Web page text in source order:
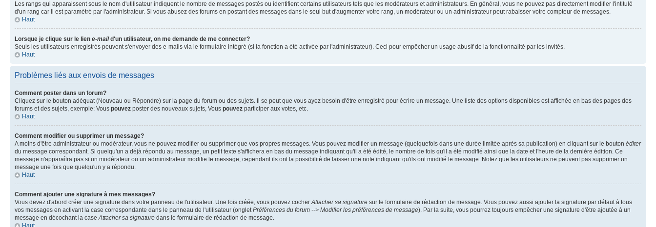
Les rangs qui apparaissent sous le nom d'utilisateur indiquent le nombre de messages postés ou identifient certains utilisateurs tels que les modérateurs et administrateurs. En général, vous ne pouvez pas directement modifier l'intitulé
d'un rang car il est paramétré par l'administrateur. Si vous abusez des forums en postant des messages dans le seul but d'augmenter votre rang, un modérateur ou un administrateur peut rabaisser votre compteur de messages.
Haut
Lorsque je clique sur le lien e-maild'un utilisateur, on me demande de me connecter?
Seuls les utilisateurs enregistrés peuvent s'envoyer des e-mails via le formulaire intégré (si la fonction a été activée par l'administrateur). Ceci pour empêcher un usage abusif de la fonctionnalité par les invités.
Haut
Problèmes liés aux envois de messages
Comment poster dans un forum?
Cliquez sur le bouton adéquat (Nouveau ou Répondre) sur la page du forum ou des sujets. Il se peut que vous ayez besoin d'être enregistré pour écrire un message. Une liste des options disponibles est affichée en bas des pages des
forums et des sujets, exemple: Vous pouvez poster des nouveaux sujets, Vous pouvez participer aux votes, etc.
Haut
Comment modifier ou supprimer un message?
A moins d'être administrateur ou modérateur, vous ne pouvez modifier ou supprimer que vos propres messages. Vous pouvez modifier un message (quelquefois dans une durée limitée après sa publication) en cliquant sur le bouton éditer
du message correspondant. Si quelqu'un a déjà répondu au message, un petit texte s'affichera en bas du message indiquant qu'il a été édité, le nombre de fois qu'il a été modifié ainsi que la date et l'heure de la dernière édition. Ce
message n'apparaîtra pas si un modérateur ou un administrateur modifie le message, cependant ils ont la possibilité de laisser une note indiquant qu'ils ont modifié le message. Notez que les utilisateurs ne peuvent pas supprimer un
message une fois que quelqu'un y a répondu.
Haut
Comment ajouter une signature à mes messages?
Vous devez d'abord créer une signature dans votre panneau de l'utilisateur. Une fois créée, vous pouvez cocherAttacher sa signature sur le formulaire de rédaction de message. Vous pouvez aussi ajouter la signature par défaut à tous
vos messages en activant la case correspondante dans le panneau de l'utilisateur (ongletPréférences du forum --> Modifier les préférences de message). Par la suite, vous pourrez toujours empêcher une signature d'être ajoutée à un
message en décochant la caseAttacher sa signature dans le formulaire de rédaction de message.
Haut